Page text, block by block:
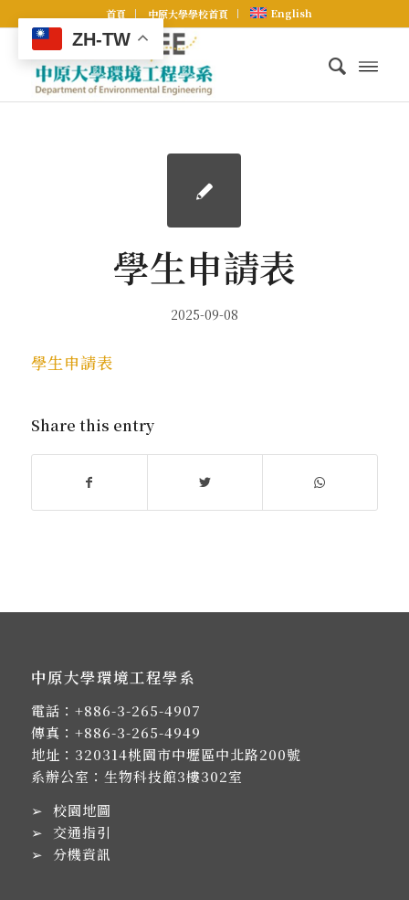
首頁 中原大學學校首頁 English
學生申請表
2025-09-08
學生申請表
Share this entry
中原大學環境工程學系
電話： +886-3-265-4907
傳真：+886-3-265-4949
地址： 320314桃園市中壢區中北路200號
系辦公室：生物科技館3樓302室
➢ 校園地圖
➢ 交通指引
➢ 分機資訊
ZH-TW